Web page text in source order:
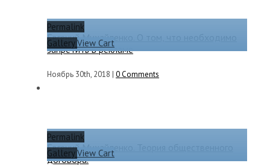
Permalink
GalleryView Cart
Евгений Михайленко. О том, что необходимо
запретить в рекламе
Ноябрь 30th, 2018 | 0 Comments
Permalink
GalleryView Cart
Евгений Михайленко. Теория общественного
договора.